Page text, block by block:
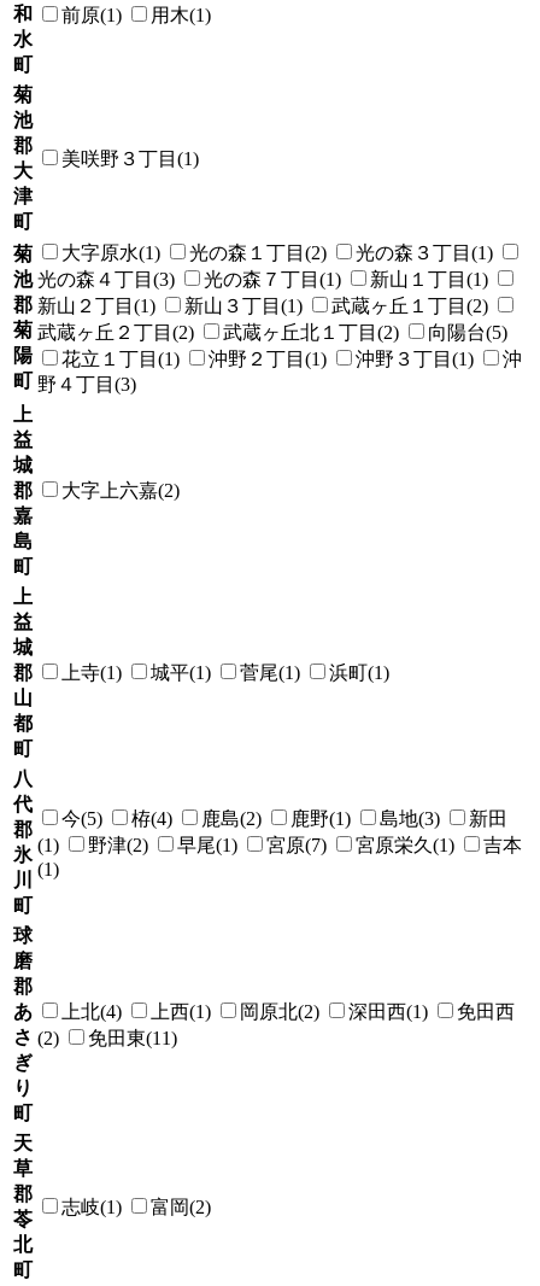
和
水
町
前原(1)
用木(1)
菊
池
郡
大
津
町
美咲野３丁目(1)
菊
池
郡
菊
陽
町
大字原水(1) 光の森１丁目(2)
光の森３丁目(1)
光の森４丁目(3)
光の森７丁目(1)
新山１丁目(1)
新山２丁目(1)
新山３丁目(1)
武蔵ヶ丘１丁目(2)
武蔵ヶ丘２丁目(2)
武蔵ヶ丘北１丁目(2)
向陽台(5)
花立１丁目(1)
沖野２丁目(1) 沖野３丁目(1)
沖
野４丁目(3)
上
益
城
郡
嘉
島
町
大字上六嘉(2)
上
益
城
郡
山
都
町
上寺(1) 城平(1) 菅尾(1) 浜町(1)
八
代
郡
氷
川
町
今(5) 栫(4) 鹿島(2) 鹿野(1) 島地(3)
新田
(1)
野津(2) 早尾(1) 宮原(7) 宮原栄久(1)
吉本
(1)
球
磨
郡
あ
さ
ぎ
り
町
上北(4) 上西(1) 岡原北(2) 深田西(1)
免田西
(2)
免田東(11)
天
草
郡
苓
北
町
志岐(1) 富岡(2)